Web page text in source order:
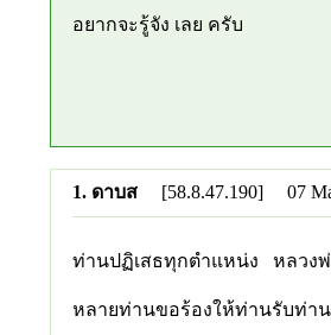
อยากจะรู้จัง เลย ครับ
1. ดาบส [58.8.47.190] 07
ท่านปฏิเสธทุกตำแหน่ง หลวงพ่
หลายท่านขอร้องให้ท่านรับท่า